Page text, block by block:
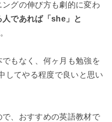
グの伸び方も劇的に変わ
人であれば「she」と
。
もなく、何ヶ月も勉強を
してやる程度で良いと思い
、おすすめの英語教材で